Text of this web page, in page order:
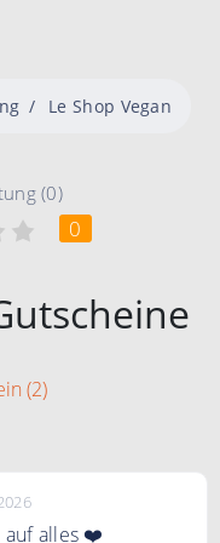
Le Shop Vegan
(0)
0
(2)
auf alles ❤️